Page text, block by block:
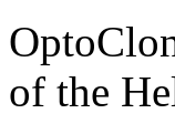
of the